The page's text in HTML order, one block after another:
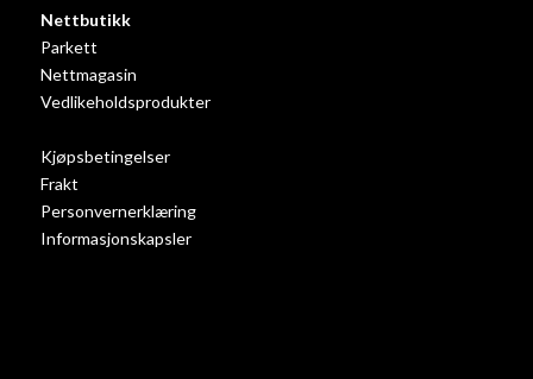
Nettbutikk
Parkett
Nettmagasin
Vedlikeholdsprodukter
Kjøpsbetingelser
Frakt
Personvernerklæring
Informasjonskapsler